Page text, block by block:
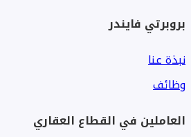
بروبرتي فايندر
نبذة عنا
وظائف
العاملين في القطاع العقاري